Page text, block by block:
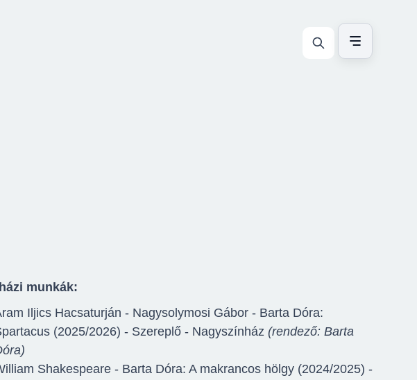
munkák:
Iljics Hacsaturján - Nagysolymosi Gábor - Barta Dóra:
(2025/2026) - Szereplő - Nagyszínház (rendező: Barta
Shakespeare - Barta Dóra: A makrancos hölgy (2024/2025) -